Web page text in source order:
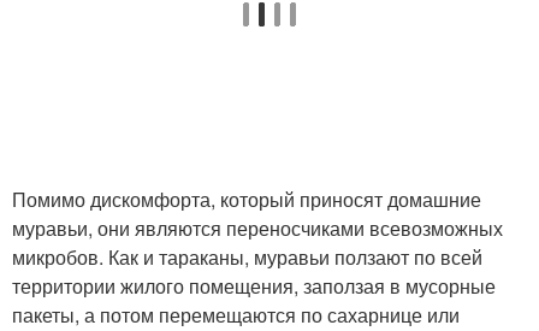
Помимо дискомфорта, который приносят домашние
муравьи, они являются переносчиками всевозможных
микробов. Как и тараканы, муравьи ползают по всей
территории жилого помещения, заползая в мусорные
пакеты, а потом перемещаются по сахарнице или